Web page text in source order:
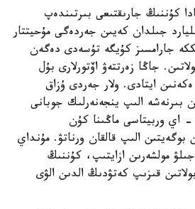
كۇننىڭ جارىقتىعى بىرتىندەپ
جىلدان كەيىن جەردەگى مۇحيتتار
جارامسىز كۇيگە تۇسەدى دەگەن
جاڭا زەرتتەۋ اۆتورلارى بۇل
ايتادى. ولار جەردى ۇزاق
بىرنەشە الىپ ينجەنەرلىك جوبانى
اي وربيتاسى ماڭىنا كۇن
بوگەيتىن الىپ قالقان ورناتۋ. مۇنداي
مولشەرىن ازايتىپ، كۇننىڭ
قىزىپ كەتۋدىڭ الدىن الۋى